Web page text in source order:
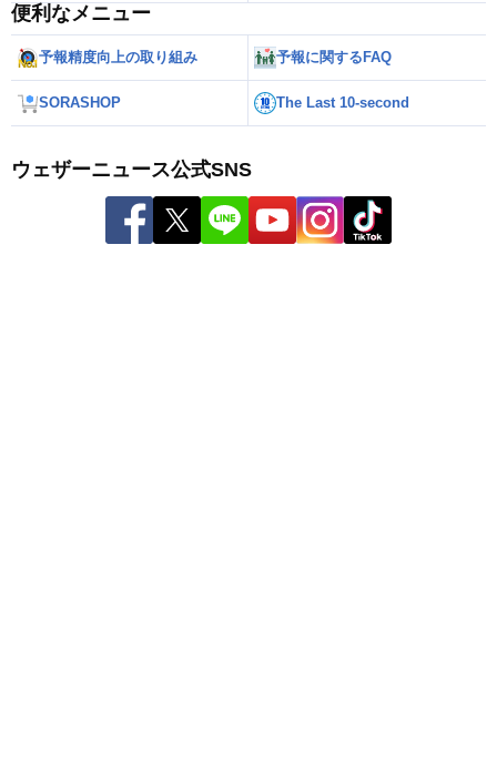
便利なメニュー
予報精度向上の取り組み 予報に関するFAQ
SORASHOP The Last 10-second
ウェザーニュース公式SNS